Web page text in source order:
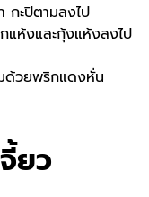
กะปิตามลงไป
แห้งและกุ้งแห้งลงไป
ด้วยพริกแดงหั่น
ยว